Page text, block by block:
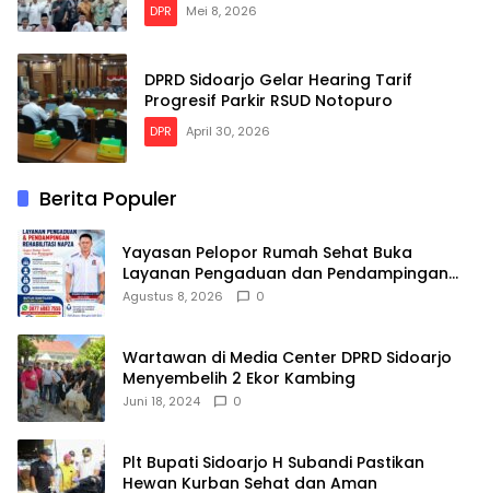
DPR Mei 8, 2026
DPRD Sidoarjo Gelar Hearing Tarif
Progresif Parkir RSUD Notopuro
DPR April 30, 2026
Berita Populer
Yayasan Pelopor Rumah Sehat Buka
Layanan Pengaduan dan Pendampingan
Rehabilitasi NAPZA 24 Jam
Agustus 8, 2026 0
Wartawan di Media Center DPRD Sidoarjo
Menyembelih 2 Ekor Kambing
Juni 18, 2024 0
Plt Bupati Sidoarjo H Subandi Pastikan
Hewan Kurban Sehat dan Aman